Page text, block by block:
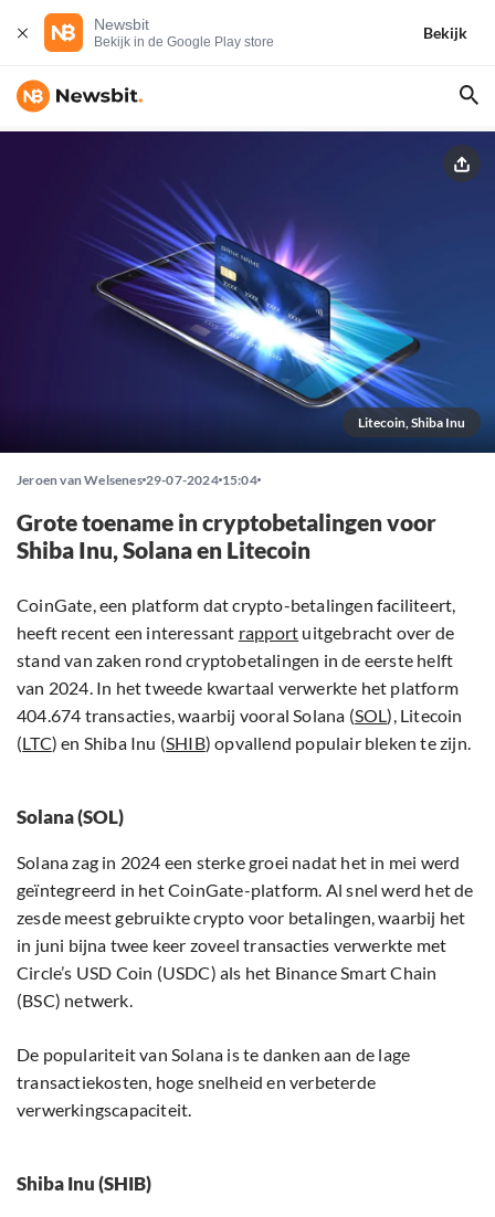
Newsbit
Bekijk in de Google Play store
Bekijk
Litecoin, Shiba Inu
Jeroen van Welsenes 29-07-2024 15:04
Grote toename in cryptobetalingen voor
Shiba Inu, Solana en Litecoin
CoinGate, een platform dat crypto-betalingen faciliteert,
heeft recent een interessant rapport uitgebracht over de
stand van zaken rond cryptobetalingen in de eerste helft
van 2024. In het tweede kwartaal verwerkte het platform
404.674 transacties, waarbij vooral Solana (SOL), Litecoin
(LTC) en Shiba Inu (SHIB) opvallend populair bleken te zijn.
Solana (SOL)
Solana zag in 2024 een sterke groei nadat het in mei werd
geïntegreerd in het CoinGate-platform. Al snel werd het de
zesde meest gebruikte crypto voor betalingen, waarbij het
in juni bijna twee keer zoveel transacties verwerkte met
Circle’s USD Coin (USDC) als het Binance Smart Chain
(BSC) netwerk.
De populariteit van Solana is te danken aan de lage
transactiekosten, hoge snelheid en verbeterde
verwerkingscapaciteit.
Shiba Inu (SHIB)